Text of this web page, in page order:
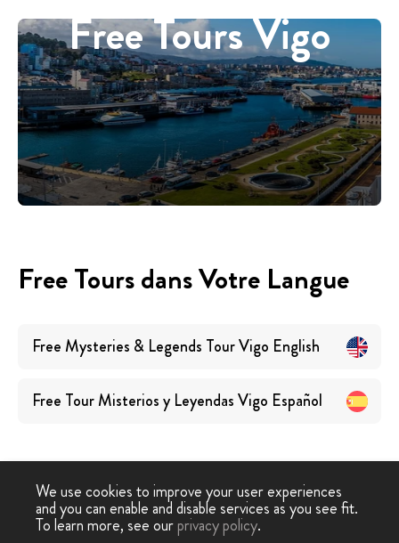
Free Tours Vigo
Free Tours dans Votre Langue
Free Mysteries & Legends Tour Vigo English
Free Tour Misterios y Leyendas Vigo Español
Free Walking
Tour - Free Tour
Vigo › Free Tour Mystères et
Légendes Vigo
We use cookies to improve your user experiences
and you can enable and disable services as you see fit.
To learn more, see ourprivacy policy.